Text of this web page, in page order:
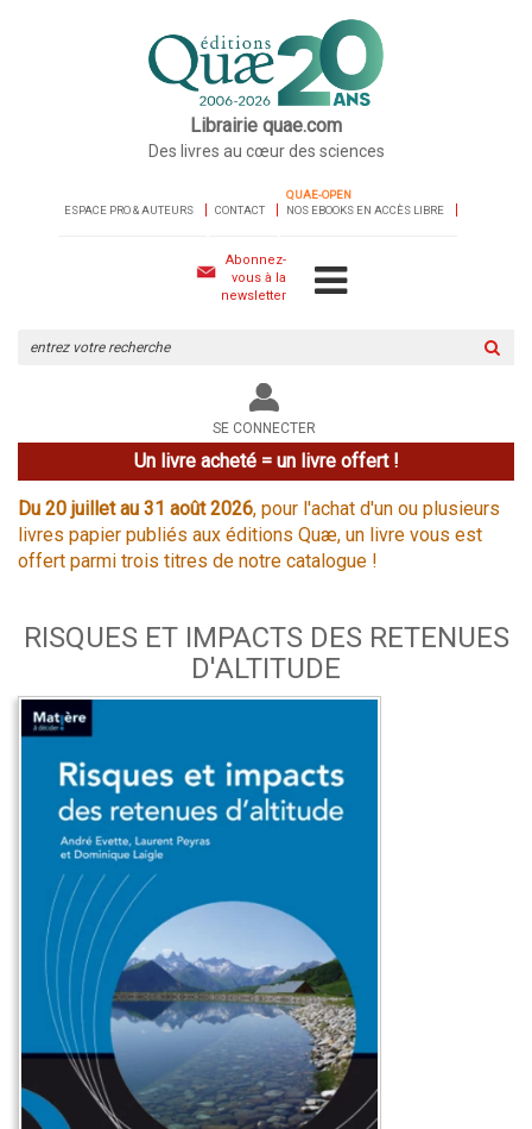
Librairie quae.com
Des livres au cœur des sciences
ESPACE PRO & AUTEURS CONTACT
QUAE-OPEN
NOS EBOOKS EN ACCÈS LIBRE
Abonnez-
vous à la
newsletter
le
site
SE CONNECTER
Un livre acheté = un livre offert !
Du 20 juillet au 31 août 2026, pour l'achat d'un ou plusieurs
livres papier publiés aux éditions Quæ, un livre vous est
offert parmi trois titres de notre catalogue !
RISQUES ET IMPACTS DES RETENUES
D'ALTITUDE